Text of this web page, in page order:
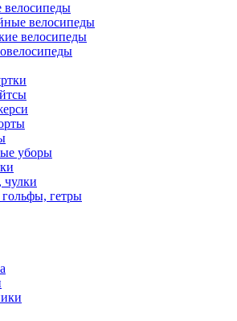
велосипеды
велосипеды
велосипеды
уборы
чулки
гетры